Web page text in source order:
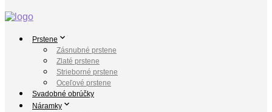
Prstene
Zásnubné prstene
Zlaté prstene
Strieborné prstene
Oceľové prstene
Svadobné obrúčky
Náramky